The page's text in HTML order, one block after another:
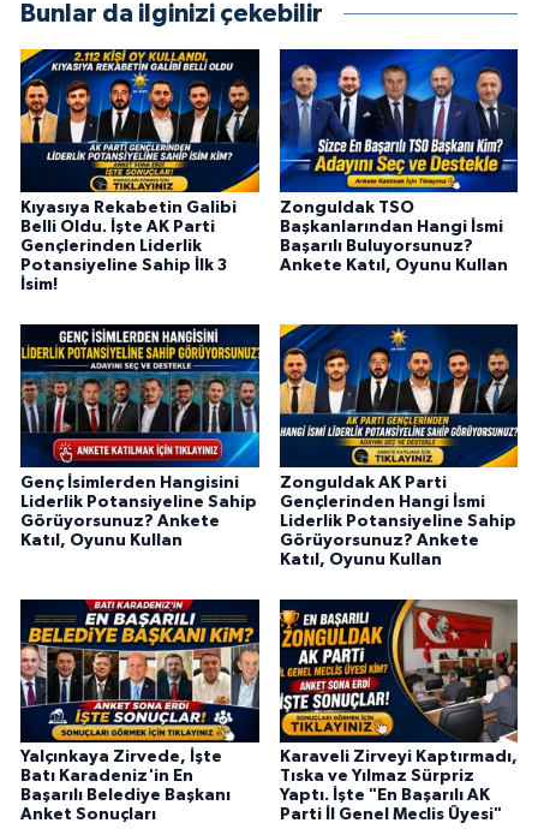
Bunlar da ilginizi çekebilir
Kıyasıya Rekabetin Galibi
Belli Oldu. İşte AK Parti
Gençlerinden Liderlik
Potansiyeline Sahip İlk 3
İsim!
Zonguldak TSO
Başkanlarından Hangi İsmi
Başarılı Buluyorsunuz?
Ankete Katıl, Oyunu Kullan
Genç İsimlerden Hangisini
Liderlik Potansiyeline Sahip
Görüyorsunuz? Ankete
Katıl, Oyunu Kullan
Zonguldak AK Parti
Gençlerinden Hangi İsmi
Liderlik Potansiyeline Sahip
Görüyorsunuz? Ankete
Katıl, Oyunu Kullan
Yalçınkaya Zirvede, İşte
Batı Karadeniz'in En
Başarılı Belediye Başkanı
Anket Sonuçları
Karaveli Zirveyi Kaptırmadı,
Tıska ve Yılmaz Sürpriz
Yaptı. İşte "En Başarılı AK
Parti İl Genel Meclis Üyesi"